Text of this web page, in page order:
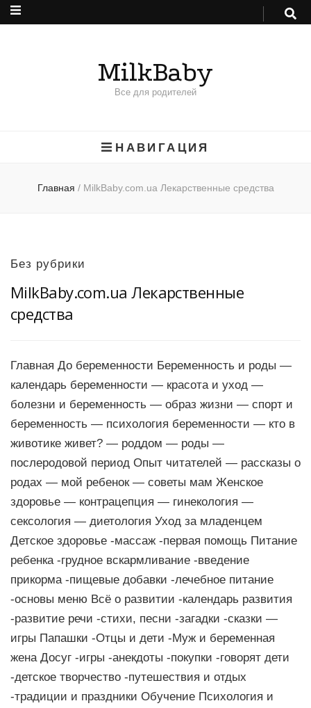
MilkBaby
Все для родителей
НАВИГАЦИЯ
Главная / MilkBaby.com.ua Лекарственные средства
Без рубрики
MilkBaby.com.ua Лекарственные
средства
Главная До беременности Беременность и роды —
календарь беременности — красота и уход —
болезни и беременность — образ жизни — спорт и
беременность — психология беременности — кто в
животике живет? — роддом — роды —
послеродовой период Опыт читателей — рассказы о
родах — мой ребенок — советы мам Женское
здоровье — контрацепция — гинекология —
сексология — диетология Уход за младенцем
Детское здоровье -массаж -первая помощь Питание
ребенка -грудное вскармливание -введение
прикорма -пищевые добавки -лечебное питание
-основы меню Всё о развитии -календарь развития
-развитие речи -стихи, песни -загадки -сказки —
игры Папашки -Отцы и дети -Муж и беременная
жена Досуг -игры -анекдоты -покупки -говорят дети
-детское творчество -путешествия и отдых
-традиции и праздники Обучение Психология и